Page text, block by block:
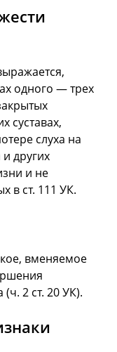
одного — трех
суставах,
слуха на
других
и не
в ст. 111 УК.
вменяемое
(ч. 2 ст. 20 УК).